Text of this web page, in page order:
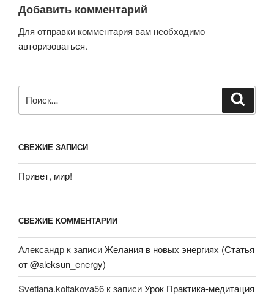
Добавить комментарий
Для отправки комментария вам необходимо
авторизоваться.
СВЕЖИЕ ЗАПИСИ
Привет, мир!
СВЕЖИЕ КОММЕНТАРИИ
Александр к записиЖелания в новых энергиях (Статья
от @aleksun_energy)
Svetlana.koltakova56 к записиУрок Практика-медитация